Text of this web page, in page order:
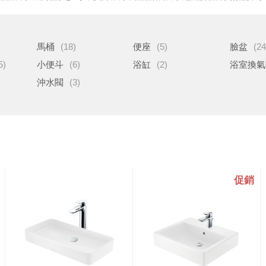
馬桶 (18) 便座 (5) 臉盆
小便斗 (6) 浴缸 (2)
浴室換
沖水閥
(3)